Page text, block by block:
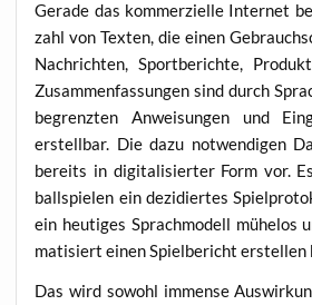
Gera­de das kom­mer­zi­el­le Inter­net
zahl von Tex­ten, die einen
Nach­rich­ten, Sport­be­rich­te,
Zusam­men­fas­sun­gen sind durch
begrenz­ten Anwei­sun­gen und
erstell­bar. Die dazu not­wen­di­gen
bereits in digi­ta­li­sier­ter Form vor.
ball­spie­len ein dezi­dier­tes
ein heu­ti­ges Sprach­mo­dell mühe­los
ma­ti­siert einen Spiel­be­richt erstel­len
Das wird sowohl immense